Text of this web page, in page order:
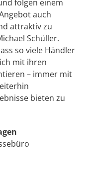
folgen einem
auch
attraktiv zu
Schüller.
so viele Händler
mit ihren
– immer mit
bieten zu